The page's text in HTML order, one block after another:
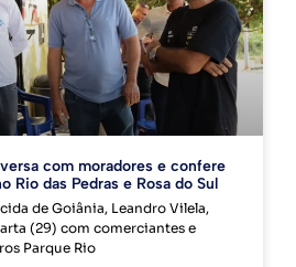
com moradores e confere
Rio das Pedras e Rosa do Sul
de Goiânia, Leandro Vilela,
(29) com comerciantes e
Parque Rio